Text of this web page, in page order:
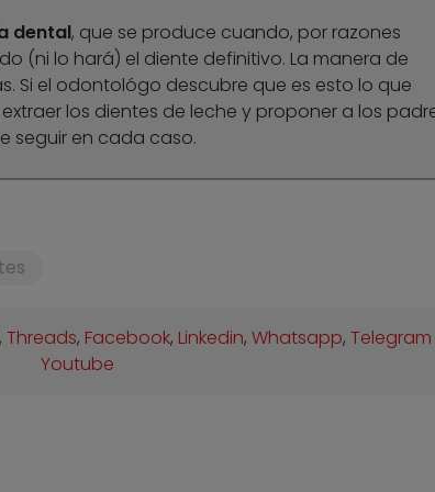
dental, que se produce cuando, por razones
(ni lo hará) el diente definitivo. La manera de
Si el odontológo descubre que es esto lo que
los dientes de leche y proponer a los
seguir en cada caso.
,Threads, Facebook, Linkedin,Whatsapp,Telegram
Youtube